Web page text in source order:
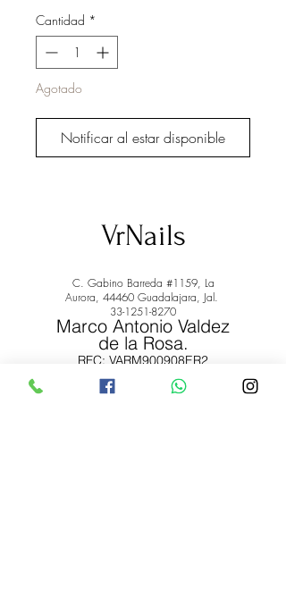
Cantidad *
Agotado
Notificar al estar disponible
VrNails
C. Gabino Barreda #1159, La
Aurora, 44460 Guadalajara, Jal.
33-1251-8270
Marco Antonio Valdez
de la Rosa.
RFC: VARM900908ER2